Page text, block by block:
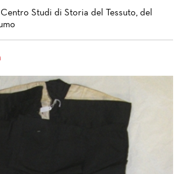
Studi di Storia del Tessuto, del